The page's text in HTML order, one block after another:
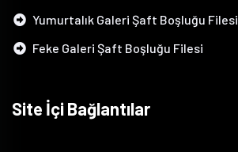
Yumurtalık Galeri Şaft Boşluğu Filesi
Feke Galeri Şaft Boşluğu Filesi
Site İçi Bağlantılar